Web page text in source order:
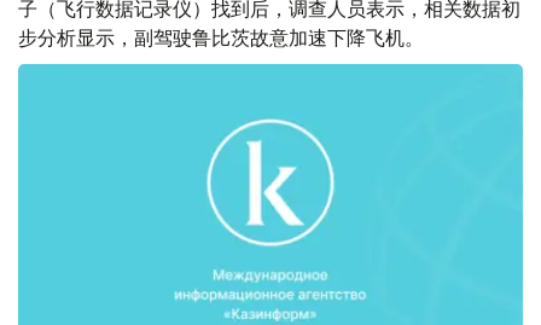
子（飞行数据记录仪）找到后，调查人员表示，相关数据初
步分析显示，副驾驶鲁比茨故意加速下降飞机。